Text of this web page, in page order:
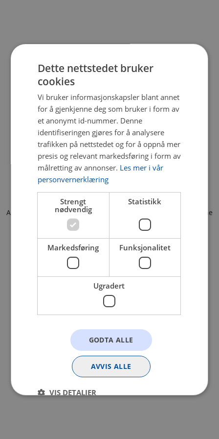
Application error: a client-side exception has occurred (see the
browser console for more information).
Dette nettstedet bruker
cookies
Vi bruker informasjonskapsler blant annet
for å gjenkjenne deg som bruker i form av
et anonymt id-nummer. Denne
identifiseringen gjøres for å analysere
trafikken på nettstedet og for å oppnå mer
presis og relevant markedsføring i form av
målretting av annonser. Les mer i vår
personvernerklæring
Strengt
nødvendig
Statistikk
Markedsføring Funksjonalitet
Ugradert
GODTA ALLE
AVVIS ALLE
VIS DETALJER